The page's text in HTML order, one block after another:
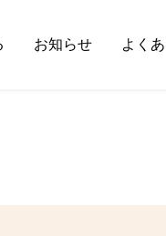
お知らせ よく